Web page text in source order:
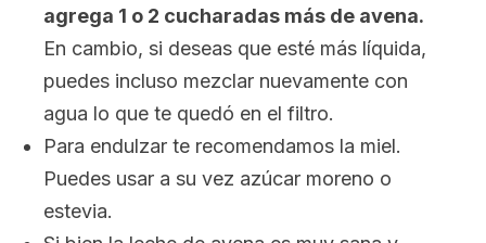
agrega 1 o 2 cucharadas más de avena.
En cambio, si deseas que esté más líquida,
puedes incluso mezclar nuevamente con
agua lo que te quedó en el filtro.
Para endulzar te recomendamos la miel.
Puedes usar a su vez azúcar moreno o
estevia.